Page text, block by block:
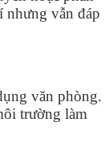
nhưng vẫn đáp
văn phòng.
trường làm